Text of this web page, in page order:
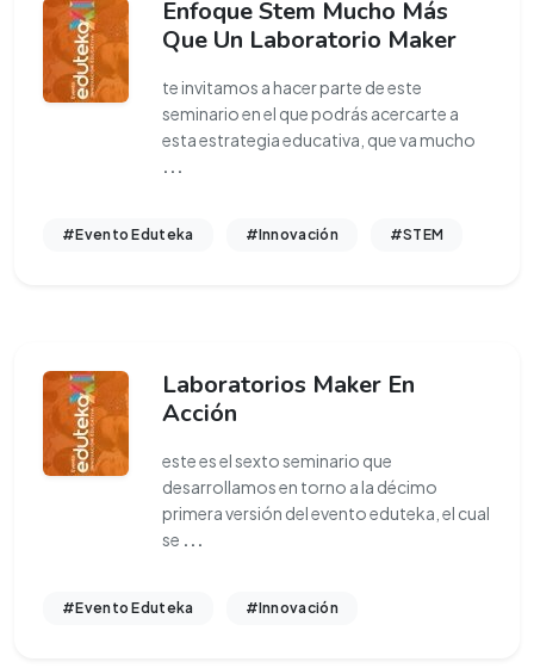
Enfoque Stem Mucho Más
Que Un Laboratorio Maker
te invitamos a hacer parte de este
seminario en el que podrás acercarte a
esta estrategia educativa, que va mucho
...
#Evento Eduteka #Innovación #STEM
Laboratorios Maker En
Acción
este es el sexto seminario que
desarrollamos en torno a la décimo
primera versión del evento eduteka, el cual
se ...
#Evento Eduteka #Innovación